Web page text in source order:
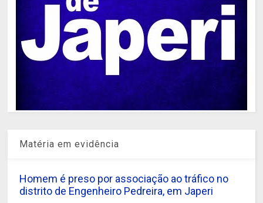
Matéria em evidência
Homem é preso por associação ao tráfico no
distrito de Engenheiro Pedreira, em Japeri